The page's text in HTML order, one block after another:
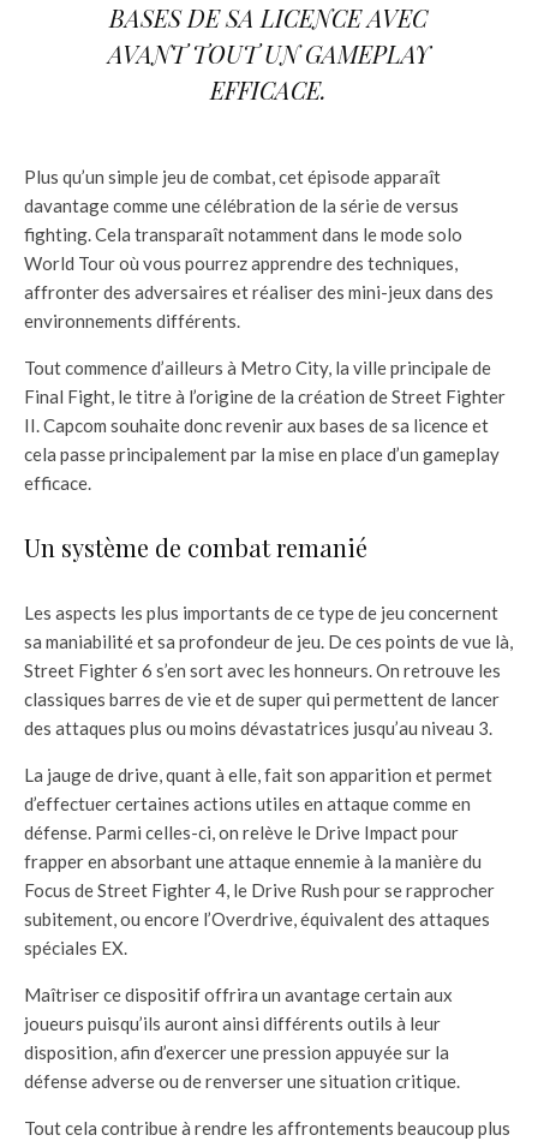
BASES DE SA LICENCE AVEC
AVANT TOUT UN GAMEPLAY
EFFICACE.
Plus qu’un simple jeu de combat, cet épisode apparaît
davantage comme une célébration de la série de versus
fighting. Cela transparaît notamment dans le mode solo
World Tour où vous pourrez apprendre des techniques,
affronter des adversaires et réaliser des mini-jeux dans des
environnements différents.
Tout commence d’ailleurs à Metro City, la ville principale de
Final Fight, le titre à l’origine de la création de Street Fighter
II. Capcom souhaite donc revenir aux bases de sa licence et
cela passe principalement par la mise en place d’un gameplay
efficace.
Un système de combat remanié
Les aspects les plus importants de ce type de jeu concernent
sa maniabilité et sa profondeur de jeu. De ces points de vue là,
Street Fighter 6 s’en sort avec les honneurs. On retrouve les
classiques barres de vie et de super qui permettent de lancer
des attaques plus ou moins dévastatrices jusqu’au niveau 3.
La jauge de drive, quant à elle, fait son apparition et permet
d’effectuer certaines actions utiles en attaque comme en
défense. Parmi celles-ci, on relève le Drive Impact pour
frapper en absorbant une attaque ennemie à la manière du
Focus de Street Fighter 4, le Drive Rush pour se rapprocher
subitement, ou encore l’Overdrive, équivalent des attaques
spéciales EX.
Maîtriser ce dispositif offrira un avantage certain aux
joueurs puisqu’ils auront ainsi différents outils à leur
disposition, afin d’exercer une pression appuyée sur la
défense adverse ou de renverser une situation critique.
Tout cela contribue à rendre les affrontements beaucoup plus